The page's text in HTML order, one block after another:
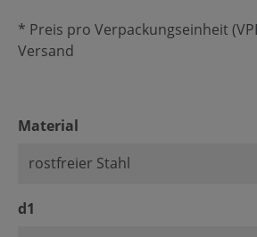
* Preis pro Verpackungseinheit
Versand
Material
d1